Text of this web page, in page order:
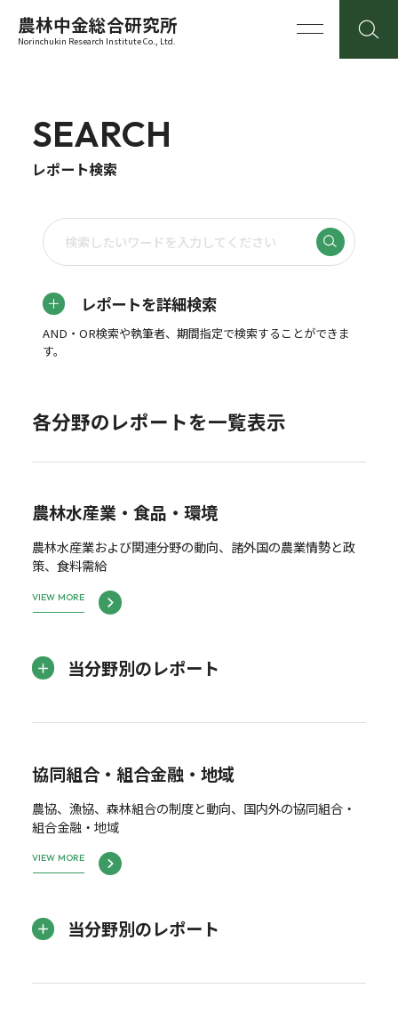
農林中金総合研究所
Norinchukin Research Institute Co., Ltd.
SEARCH
レポート検索
レポートを詳細検索
AND・OR検索や執筆者、期間指定で検索することができま
す。
各分野のレポートを一覧表示
農林水産業・食品・環境
農林水産業および関連分野の動向、諸外国の農業情勢と政
策、食料需給
VIEW MORE
当分野別のレポート
協同組合・組合金融・地域
農協、漁協、森林組合の制度と動向、国内外の協同組合・
組合金融・地域
VIEW MORE
当分野別のレポート